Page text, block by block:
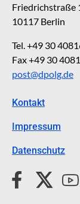
Friedrichstraße
10117 Berlin
Tel. +49 30
Fax +49 30
post@dpolg.de
Kontakt
Impressum
Datenschutz